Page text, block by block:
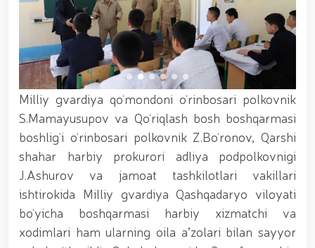
xizmat itlari ko‘rgazmasi tashkil etildi. // “Dog
biatloni” bellashuvining 6-respublika idoralararo
musobaqasi g'oliblari aniqlandi. // O‘zbekistonning
harbiy salohiyatini mustahkamlash: islohotlar va
ustuvor vazifalar.// Milliy gvardiya qo‘mondoni
Jamoat xavfsizligi universiteti bitiruvchi kursantlari
bilan uchrashdi.// 9-may — Xotira va qadrlash kuni
munosabati bilan Milliy gvardiya qoʻmondonligi
tomonidan poytaxtimizda istiqomat qiluvchi Ikkinchi
jahon urushi qatnashchilari va faxriylari holidan xabar
olindi. // “Uyg‘oq xotira” nomli teatrlashtirilgan
musiqiy konsert dasturi namoyish qilindi.// “Uch
avlod uchrashuvi” hamda “Bizning qahramonlar”
kitobining taqdimotiga bag‘ishlangan tadbir tashkil
etildi.// “Men G‘olib Run” yugurish musobaqasida
gvardiyachilar faxrli o'rinlarni egallashdi.//
Hamkorlikdagi profilaktik tadbirlar davom
Milliy gvardiya qo‘mondoni o‘rinbosari polkovnik
S.Mamayusupov va Qo‘riqlash bosh boshqarmasi
boshlig‘i o‘rinbosari polkovnik Z.Bo‘ronov, Qarshi
shahar harbiy prokurori adliya podpolkovnigi
J.Ashurov va jamoat tashkilotlari vakillari
ishtirokida Milliy gvardiya Qashqadaryo viloyati
bo‘yicha boshqarmasi harbiy xizmatchi va
xodimlari ham ularning oila aʼzolari bilan sayyor